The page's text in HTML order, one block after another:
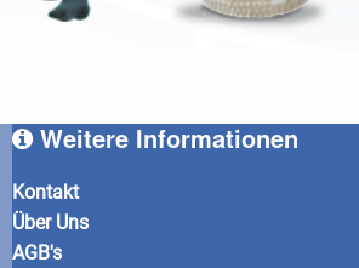
Weitere Informationen
Kontakt
Über Uns
AGB's